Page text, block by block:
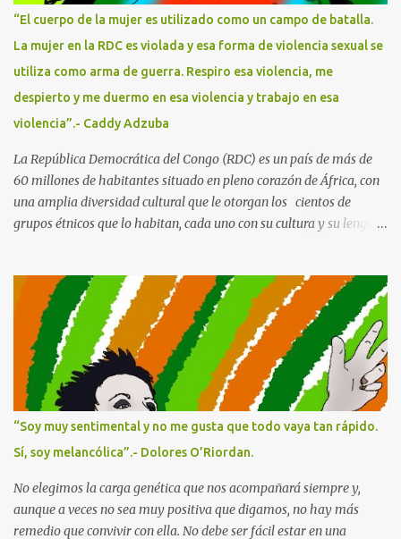
Barcelona, en 1943. Su familia era oriunda de Murcia, de orígenes
muy humildes. El padre bebía y maltrataba a la madre en su
presencia, por lo que el ambiente en casa era insoportable. Hasta
que por fin las abandonó cuando Maruja tenía ...
“El cuerpo de la mujer es utilizado como un campo de batalla.
La mujer en la RDC es violada y esa forma de violencia sexual se
utiliza como arma de guerra. Respiro esa violencia, me
despierto y me duermo en esa violencia y trabajo en esa
violencia”.- Caddy Adzuba
La República Democrática del Congo (RDC) es un país de más de
60 millones de habitantes situado en pleno corazón de África, con
una amplia diversidad cultural que le otorgan los cientos de
grupos étnicos que lo habitan, cada uno con su cultura y su lengua.
Nacionales catalogados como Patrimonio de la Humanidad . Y, sin
embargo, por lo que es más conocida en Occidente es por los
recursos minerales que se esconden bajo su suelo. En el Este tiene
minas de cobalto, cobre, oro, diamantes, estaño, del hoy tan
preciado coltán... y como la codicia humana no tiene límites está
en guerra desde 1996. La producción del 85% de todas estas minas
está en manos extranjeras, así que a pesar de ser uno de los países
con más recursos, la mayoría de su población vive en extrema
pobreza. Tal es así que en 2019 casi dos millones de congoleñxs
emigraron en busc...
“Soy muy sentimental y no me gusta que todo vaya tan rápido.
Sí, soy melancólica”.- Dolores O’Riordan.
No elegimos la carga genética que nos acompañará siempre y,
aunque a veces no sea muy positiva que digamos, no hay más
remedio que convivir con ella. No debe ser fácil estar en una